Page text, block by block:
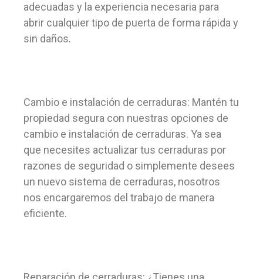
adecuadas y la experiencia necesaria para
abrir cualquier tipo de puerta de forma rápida y
sin daños.
Cambio e instalación de cerraduras: Mantén tu
propiedad segura con nuestras opciones de
cambio e instalación de cerraduras. Ya sea
que necesites actualizar tus cerraduras por
razones de seguridad o simplemente desees
un nuevo sistema de cerraduras, nosotros
nos encargaremos del trabajo de manera
eficiente.